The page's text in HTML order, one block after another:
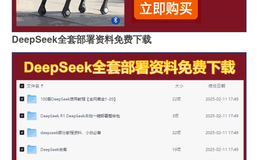
DeepSeek全套部署资料免费下载